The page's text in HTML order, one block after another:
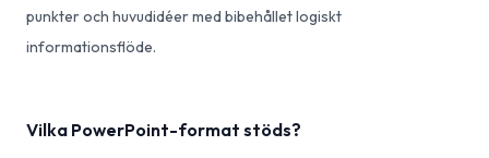
punkter och huvudidéer med bibehållet logiskt
informationsflöde.
Vilka PowerPoint-format stöds?